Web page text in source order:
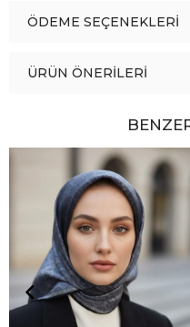
ÖDEME SEÇENEKLERI
ÜRÜN ÖNERILERI